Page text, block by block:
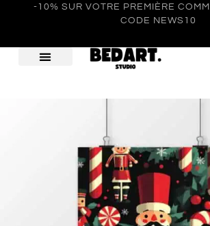
-10% SUR VOTRE PREMIÈRE
CODE NEWS10